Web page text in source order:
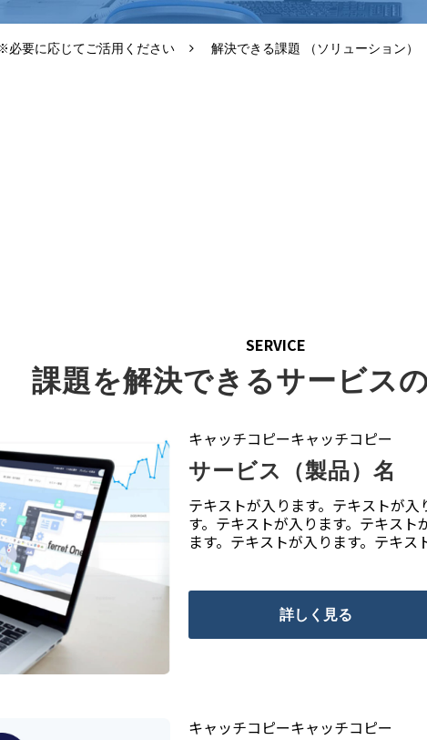
必要に応じてご活用ください 解決できる課題 （ソリューション）
SERVICE
課題を解決できるサービス
キャッチコピーキャッチコピー
サービス（製品）名
テキストが入ります。テキストが
す。テキストが入ります。テキス
ます。テキストが入ります。テキス
詳しく見る
キャッチコピーキャッチコピー